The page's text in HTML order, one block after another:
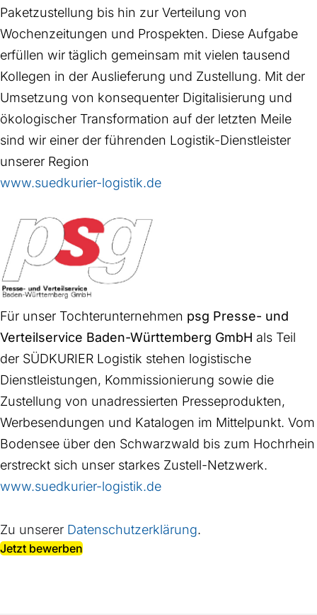
Paketzustellung bis hin zur Verteilung von
Wochenzeitungen und Prospekten. Diese Aufgabe
erfüllen wir täglich gemeinsam mit vielen tausend
Kollegen in der Auslieferung und Zustellung. Mit der
Umsetzung von konsequenter Digitalisierung und
ökologischer Transformation auf der letzten Meile
sind wir einer der führenden Logistik-Dienstleister
unserer Region
www.suedkurier-logistik.de
Für unser Tochterunternehmen psg Presse- und
Verteilservice Baden-Württemberg GmbH als Teil
der SÜDKURIER Logistik stehen logistische
Dienstleistungen, Kommissionierung sowie die
Zustellung von unadressierten Presseprodukten,
Werbesendungen und Katalogen im Mittelpunkt. Vom
Bodensee über den Schwarzwald bis zum Hochrhein
erstreckt sich unser starkes Zustell-Netzwerk.
www.suedkurier-logistik.de
Zu unserer Datenschutzerklärung.
Jetzt bewerben